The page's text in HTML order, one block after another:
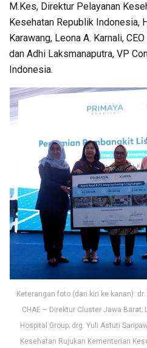
M.Kes, Direktur Pelayanan
Kesehatan Republik Indonesia,
Karawang, Leona A. Karnali,
dan Adhi Laksmanaputra, VP
Indonesia.
Keterangan foto (dari kiri ke kanan): dr.
CHAE – Direktur Cluster Jawa Barat;
Hospital Group; drg. Yuli Astuti
Kesehatan Rujukan Kementerian